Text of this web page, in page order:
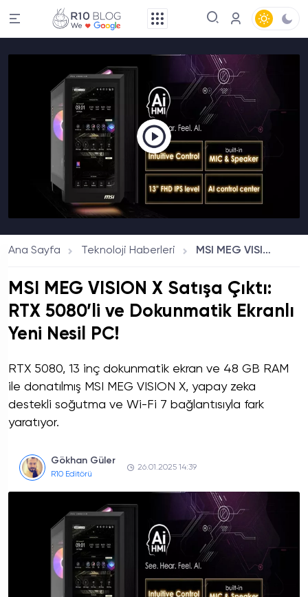
Ana Sayfa Teknoloji Haberleri MSI MEG VISION X Satışa Çıktı: RTX 5080’li ve Dokunmatik Ekranlı Yeni Nesil PC!
MSI MEG VISION X Satışa Çıktı:
RTX 5080’li ve Dokunmatik Ekranlı
Yeni Nesil PC!
RTX 5080, 13 inç dokunmatik ekran ve 48 GB RAM
ile donatılmış MSI MEG VISION X, yapay zeka
destekli soğutma ve Wi-Fi 7 bağlantısıyla fark
yaratıyor.
Gökhan Güler
R10 Editörü
26.01.2025 14:39